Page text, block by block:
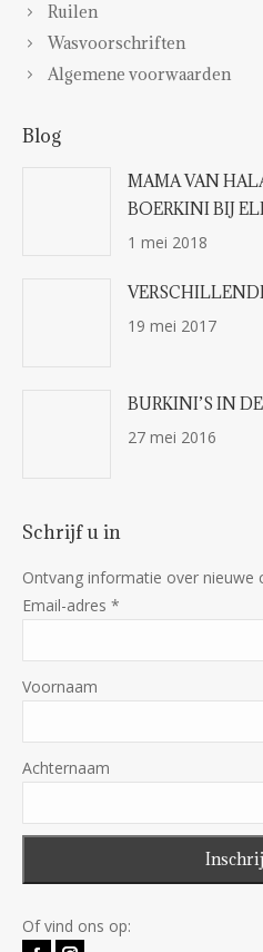
Ruilen
Wasvoorschriften
Algemene voorwaarden
Blog
MAMA VAN
BOERKINI BIJ
1 mei 2018
19 mei 2017
BURKINI’S IN
27 mei 2016
Schrijf u in
Ontvang informatie over nieuwe
Email-adres *
Voornaam
Achternaam
Of vind ons op: